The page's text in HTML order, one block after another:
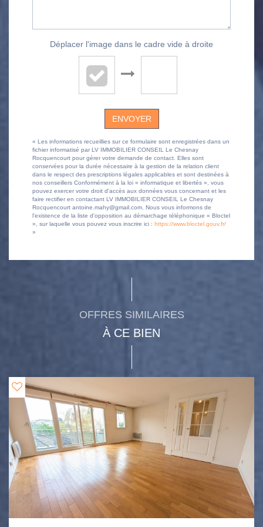
Déplacer l'image dans le cadre vide à droite
ENVOYER
« Les informations recueillies sur ce formulaire sont enregistrées dans un
fichier informatisé par LV IMMOBILIER CONSEIL Le Chesnay
Rocquencourt pour gérer votre demande de contact. Elles sont
conservées pour la durée nécessaire à la gestion de la relation client
dans le respect des prescriptions légales applicables et sont destinées à
nos conseillers Conformément à la loi « informatique et libertés », vous
pouvez exercer votre droit d'accès aux données vous concernant et les
faire rectifier en contactant LV IMMOBILIER CONSEIL Le Chesnay
Rocquencourt antoine.mahy@gmail.com. Nous vous informons de
l'existence de la liste d'opposition au démarchage téléphonique « Bloctel
», sur laquelle vous pouvez vous inscrire ici : https://www.bloctel.gouv.fr/
»
OFFRES SIMILAIRES
À CE BIEN